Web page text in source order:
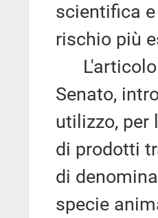
scientifica
rischio più
L'articolo
Senato,
utilizzo, per
di prodotti
di
specie